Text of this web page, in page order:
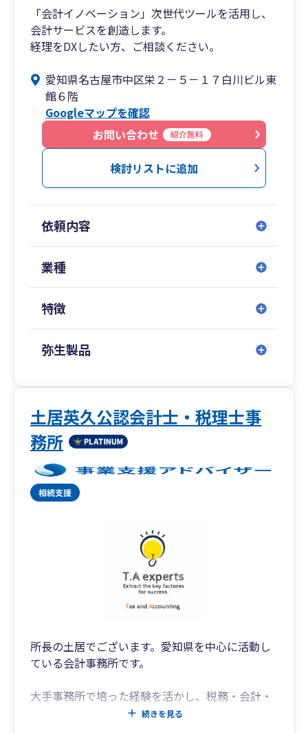
「会計イノベーション」次世代ツールを活用し、
会計サービスを創造します。
経理をDXしたい方、ご相談ください。
愛知県名古屋市中区栄２－５－１７白川ビル東
館６階
Googleマップを確認
お問い合わせ
紹介無料
検討リストに追加
依頼内容
業種
特徴
弥生製品
土居英久公認会計士・税理士事
務所
所長の土居でございます。愛知県を中心に活動し
ている会計事務所です。
大手事務所で培った経験を活かし、税務・会計・
財務報告にいたるまで、幅広く支援させて頂きま
続きを見る